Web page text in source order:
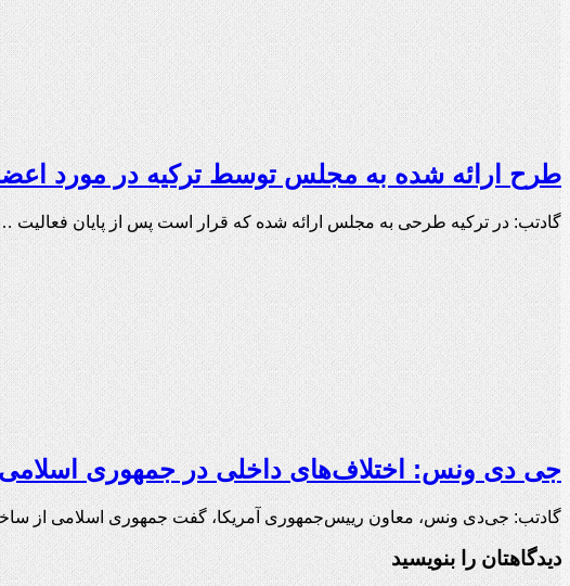
طرح ارائه شده به مجلس توسط ترکیه در مورد
گادتب: در ترکیه طرحی به مجلس ارائه شده که قرار است پس از پایان فعالیت
جی دی ونس: اختلاف‌های داخلی در جمهوری
گادتب: جی‌دی ونس، معاون رییس‌جمهوری آمریکا، گفت جمهوری اسلامی از
دیدگاهتان را بنویسید